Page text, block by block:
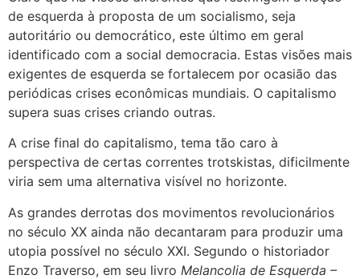
de esquerda à proposta de um socialismo, seja
autoritário ou democrático, este último em geral
identificado com a social democracia. Estas visões mais
exigentes de esquerda se fortalecem por ocasião das
periódicas crises econômicas mundiais. O capitalismo
supera suas crises criando outras.
A crise final do capitalismo, tema tão caro à
perspectiva de certas correntes trotskistas, dificilmente
viria sem uma alternativa visível no horizonte.
As grandes derrotas dos movimentos revolucionários
no século XX ainda não decantaram para produzir uma
utopia possível no século XXI. Segundo o historiador
Enzo Traverso, em seu livro Melancolia de Esquerda –